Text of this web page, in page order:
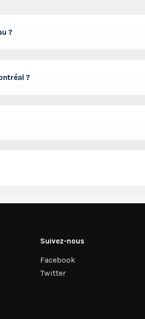
?
?
Suivez-nous
Facebook
Twitter